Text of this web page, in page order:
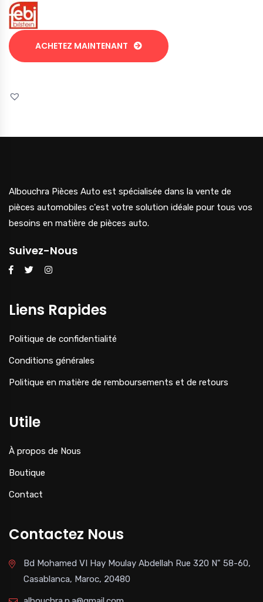
ACHETEZ MAINTENANT
Albouchra Pièces Auto est spécialisée dans la vente de
pièces automobiles c'est votre solution idéale pour tous vos
besoins en matière de pièces auto.
Suivez-Nous
Liens Rapides
Politique de confidentialité
Conditions générales
Politique en matière de remboursements et de retours
Utile
À propos de Nous
Boutique
Contact
Contactez Nous
Bd Mohamed VI Hay Moulay Abdellah Rue 320 N" 58-60,
Casablanca, Maroc, 20480